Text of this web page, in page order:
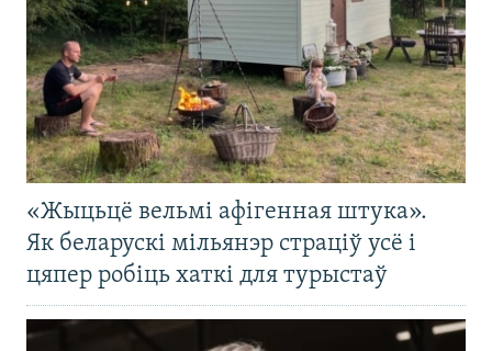
«Жыцьцё вельмі афігенная штука».
Як беларускі мільянэр страціў усё і
цяпер робіць хаткі для турыстаў